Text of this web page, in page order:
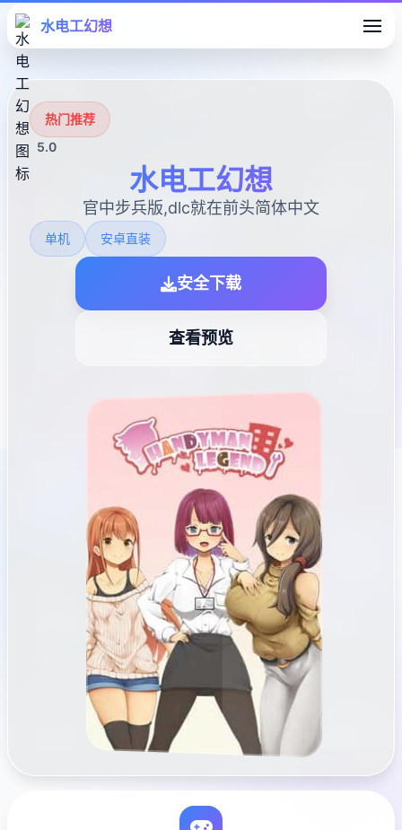
水电工幻想
热门推荐
5.0
水电工幻想
官中步兵版,dlc就在前头简体中文
单机 安卓直装
安全下载
查看预览